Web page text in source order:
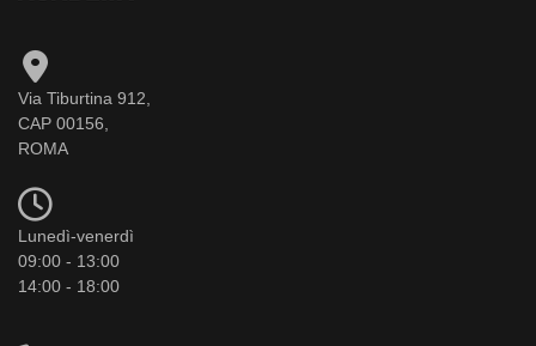
Via Tiburtina 912,
CAP 00156,
ROMA
Lunedì-venerdì
09:00 - 13:00
14:00 - 18:00